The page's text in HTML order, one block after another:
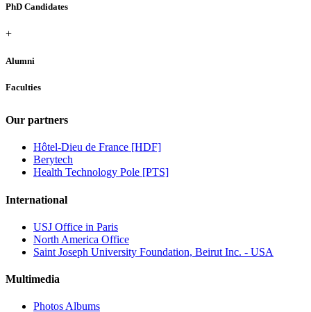
PhD Candidates
+
Alumni
Faculties
Our partners
Hôtel-Dieu de France [HDF]
Berytech
Health Technology Pole [PTS]
International
USJ Office in Paris
North America Office
Saint Joseph University Foundation, Beirut Inc. - USA
Multimedia
Photos Albums